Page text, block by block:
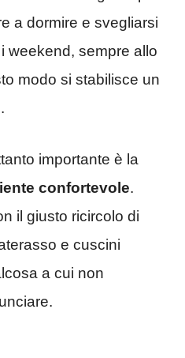
a dormire e svegliarsi
weekend, sempre allo
modo si stabilisce un
importante è la
confortevole.
il giusto ricircolo di
e cuscini
a cui non